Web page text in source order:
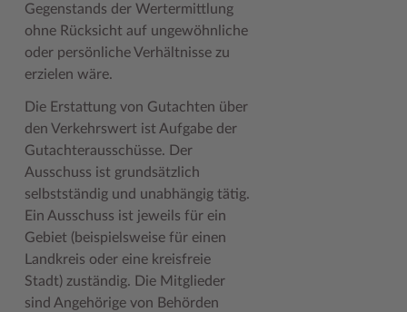
Gegenstands der Wertermittlung
ohne Rücksicht auf ungewöhnliche
oder persönliche Verhältnisse zu
erzielen wäre.
Die Erstattung von Gutachten über
den Verkehrswert ist Aufgabe der
Gutachterausschüsse. Der
Ausschuss ist grundsätzlich
selbstständig und unabhängig tätig.
Ein Ausschuss ist jeweils für ein
Gebiet (beispielsweise für einen
Landkreis oder eine kreisfreie
Stadt) zuständig. Die Mitglieder
sind Angehörige von Behörden